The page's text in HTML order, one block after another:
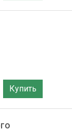
Купить